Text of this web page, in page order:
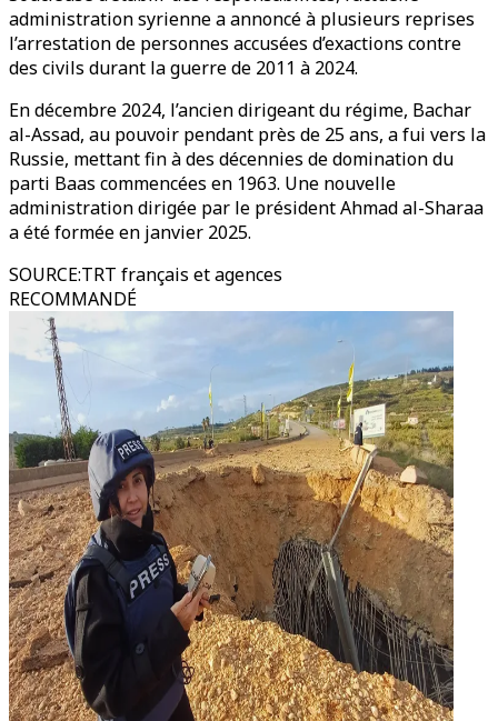
administration syrienne a annoncé à plusieurs reprises
l’arrestation de personnes accusées d’exactions contre
des civils durant la guerre de 2011 à 2024.
En décembre 2024, l’ancien dirigeant du régime, Bachar
al-Assad, au pouvoir pendant près de 25 ans, a fui vers la
Russie, mettant fin à des décennies de domination du
parti Baas commencées en 1963. Une nouvelle
administration dirigée par le président Ahmad al-Sharaa
a été formée en janvier 2025.
SOURCE:TRT français et agences
RECOMMANDÉ